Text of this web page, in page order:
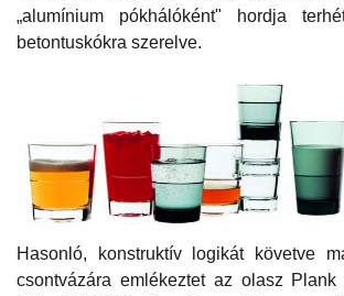
„alumínium pókhálóként" hordja
betontuskókra szerelve.
Hasonló, konstruktív logikát követve
csontvázára emlékeztet az olasz Plank